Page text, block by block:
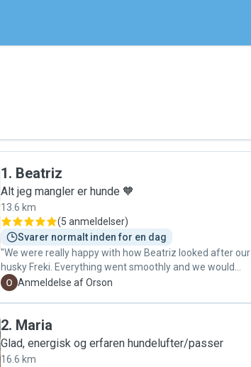
1. Beatriz
Alt jeg mangler er hunde 🧡
13.6 km
(5 anmeldelser)
Svarer normalt inden for en dag
"We were really happy with how Beatriz looked after our
husky Freki. Everything went smoothly and we would
have no hesitation leaving Freki with Beatriz again."
O Anmeldelse af Orson
2. Maria
Glad, energisk og erfaren hundelufter/passer
16.6 km